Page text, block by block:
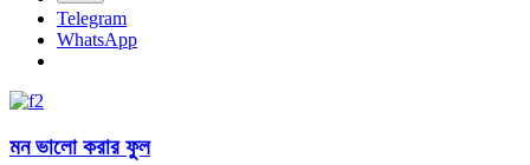
Telegram
WhatsApp
মন ভালো করার ফুল